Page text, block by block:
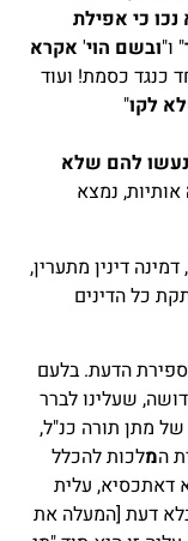
כי אפילת
" ו"ובשם הוי' אקרא
כנגד כסמת! ועוד
לקו"
נעשו להם שלא
אותיות, נמצא
דינין מתערין,
כל הדינים
הדעת. בלעם
שעלינו לברר
מתן תורה כנ"ל,
המלכות להכלל
דאתכסיא, עלית
דעת [המעלה את